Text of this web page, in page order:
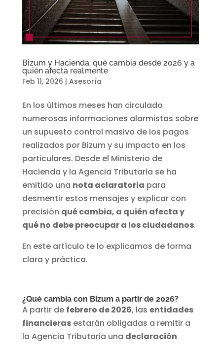
Bizum y Hacienda: qué cambia desde 2026 y a
quién afecta realmente
Feb 11, 2026 | Asesoría
En los últimos meses han circulado
numerosas informaciones alarmistas sobre
un supuesto control masivo de los pagos
realizados por Bizum y su impacto en los
particulares. Desde el Ministerio de
Hacienda y la Agencia Tributaria se ha
emitido una nota aclaratoria para
desmentir estos mensajes y explicar con
precisión qué cambia, a quién afecta y
qué no debe preocupar a los ciudadanos.
En este artículo te lo explicamos de forma
clara y práctica.
¿Qué cambia con Bizum a partir de 2026?
A partir de febrero de 2026, las entidades
financierasestarán obligadas a remitir a
la Agencia Tributaria una declaración